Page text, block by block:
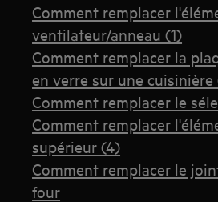
Comment remplacer
ventilateur/anneau (1)
Comment remplacer la
en verre sur une cuisinière
Comment remplacer le
Comment remplacer
supérieur (4)
Comment remplacer le
four